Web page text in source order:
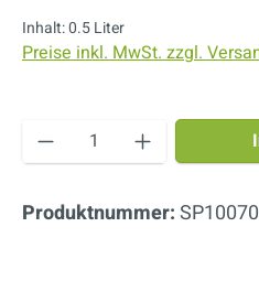
Inhalt:0.5 Liter
Preise inkl. MwSt. zzgl.
Produkt Anzahl: Gib
Produktnummer:SP10070